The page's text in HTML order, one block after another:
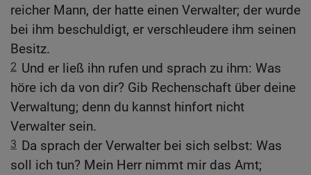
reicher Mann, der hatte einen Verwalter; der wurde
bei ihm beschuldigt, er verschleudere ihm seinen
Besitz.
2 Und er ließ ihn rufen und sprach zu ihm: Was
höre ich da von dir? Gib Rechenschaft über deine
Verwaltung; denn du kannst hinfort nicht
Verwalter sein.
3 Da sprach der Verwalter bei sich selbst: Was
soll ich tun? Mein Herr nimmt mir das Amt;